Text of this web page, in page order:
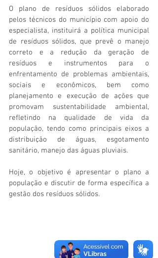
O plano de resíduos sólidos elaborado
pelos técnicos do município com apoio do
especialista, instituirá a política municipal
de resíduos sólidos, que prevê o manejo
correto e a redução da geração de
resíduos e instrumentos para o
enfrentamento de problemas ambientais,
sociais e econômicos, bem como
planejamento e execução de ações que
promovam sustentabilidade ambiental,
refletindo na qualidade de vida da
população, tendo como principais eixos a
distribuição de águas, esgotamento
sanitário, manejo das águas pluviais.
Hoje, o objetivo é apresentar o plano a
população e discutir de forma específica a
gestão dos resíduos sólidos.